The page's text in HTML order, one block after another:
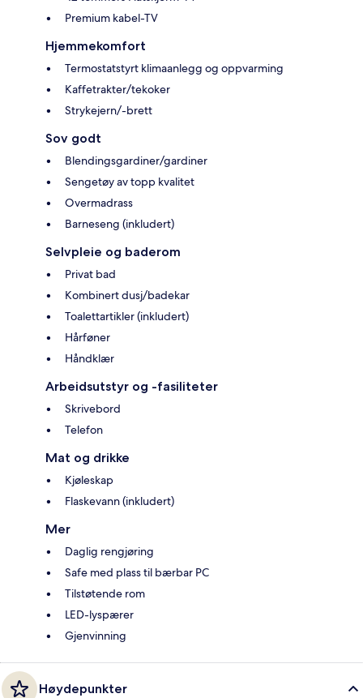
Premium kabel-TV
Hjemmekomfort
Termostatstyrt klimaanlegg og oppvarming
Kaffetrakter/tekoker
Strykejern/-brett
Sov godt
Blendingsgardiner/gardiner
Sengetøy av topp kvalitet
Overmadrass
Barneseng (inkludert)
Selvpleie og baderom
Privat bad
Kombinert dusj/badekar
Toalettartikler (inkludert)
Hårføner
Håndklær
Arbeidsutstyr og -fasiliteter
Skrivebord
Telefon
Mat og drikke
Kjøleskap
Flaskevann (inkludert)
Mer
Daglig rengjøring
Safe med plass til bærbar PC
Tilstøtende rom
LED-lyspærer
Gjenvinning
Høydepunkter